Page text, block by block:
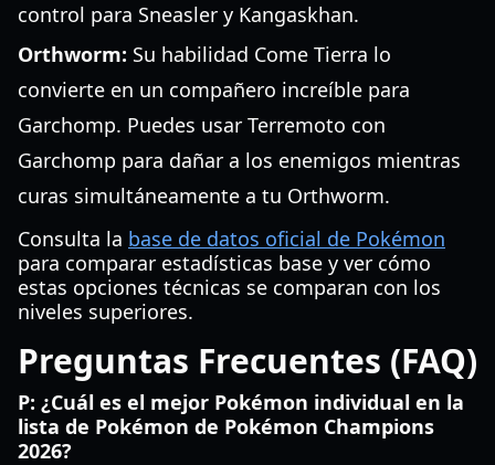
control para Sneasler y Kangaskhan.
Orthworm: Su habilidad Come Tierra lo
convierte en un compañero increíble para
Garchomp. Puedes usar Terremoto con
Garchomp para dañar a los enemigos mientras
curas simultáneamente a tu Orthworm.
Consulta la base de datos oficial de Pokémon
para comparar estadísticas base y ver cómo
estas opciones técnicas se comparan con los
niveles superiores.
Preguntas Frecuentes (FAQ)
P: ¿Cuál es el mejor Pokémon individual en la
lista de Pokémon de Pokémon Champions
2026?